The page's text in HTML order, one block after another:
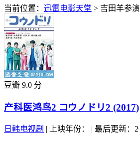
当前位置： 迅雷电影天堂 > 吉田羊参
豆瓣 9.0 分
产科医鸿鸟2 コウノドリ2 (2017)
日韩电视剧 | 上映年份： | 最后更新：